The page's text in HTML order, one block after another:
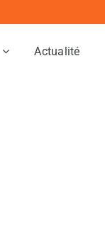
Actualité